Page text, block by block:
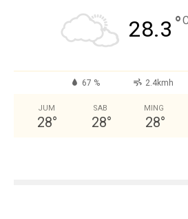
28.3 °
67 % 2.4kmh
JUM
28°
SAB
28°
MING
28°